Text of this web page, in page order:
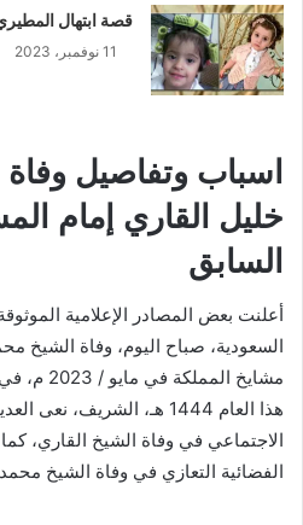
قصة ابتهال
11 نوفمبر، 2023
اسباب وتفاصيل
خليل القاري إمام
السابق
أعلنت بعض المصادر الإعلامية
السعودية، صباح اليوم، وفاة الشيخ
مشايخ
هذا العام 1444 هـ،
الاجتماعي في وفاة الشيخ القاري،
الفضائية التعازي في وفاة الشيخ